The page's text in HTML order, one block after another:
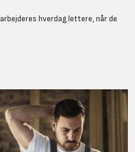
hverdag lettere, når de